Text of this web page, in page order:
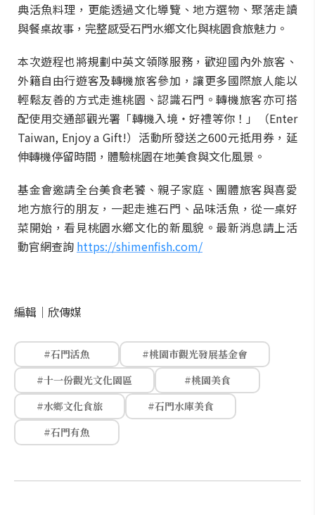
典活魚料理，更能透過文化導覽、地方選物、聚落走讀
與餐桌故事，完整感受石門水鄉文化與桃園食旅魅力。
本次遊程也將規劃中英文領隊服務，歡迎國內外旅客、
外籍自由行遊客及轉機旅客參加，讓更多國際旅人能以
輕鬆友善的方式走進桃園、認識石門。轉機旅客亦可搭
配使用交通部觀光署「轉機入境・好禮等你！」（Enter
Taiwan, Enjoy a Gift!）活動所發送之600元抵用券，延
伸轉機停留時間，體驗桃園在地美食與文化風景。
基金會邀請全台美食老饕、親子家庭、團體旅客與喜愛
地方旅行的朋友，一起走進石門、品味活魚，從一桌好
菜開始，看見桃園水鄉文化的新風貌。最新消息請上活
動官網查詢 https://shimenfish.com/
編輯｜ 欣傳媒
#石門活魚
#桃園市觀光發展基金會
#十一份觀光文化園區
#桃園美食
#水鄉文化食旅
#石門水庫美食
#石門有魚